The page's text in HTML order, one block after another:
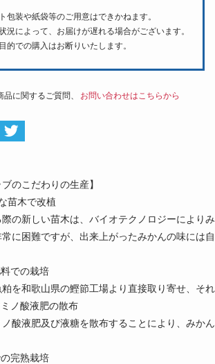
包装や紙袋等のご用意はできかねます。
況によって、お届けが遅れる場合がございます。
的での購入はお断りいたします。
品に関するご質問、 お問い合わせはこちらから
ブのこだわりの生産】
苗木で改植
の新しい苗木は、バイオテクノロジーにより
に困難ですが、出来上がったみかんの味には自
での栽培
粕を和歌山県の鰹節工場より直接取り寄せ、そ
ノ酸液肥の散布
酸液肥及び液糖を散布することにより、みか
完熟栽培